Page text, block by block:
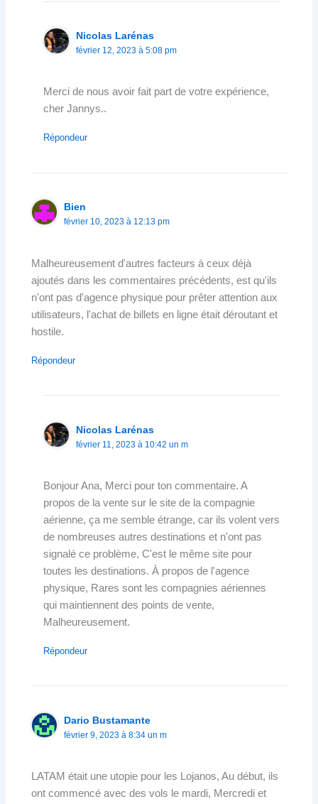
Nicolas Larénas
février 12, 2023 à 5:08 pm
Merci de nous avoir fait part de votre expérience,
cher Jannys..
Répondeur
Bien
février 10, 2023 à 12:13 pm
Malheureusement d'autres facteurs à ceux déjà
ajoutés dans les commentaires précédents, est qu'ils
n'ont pas d'agence physique pour prêter attention aux
utilisateurs, l'achat de billets en ligne était déroutant et
hostile.
Répondeur
Nicolas Larénas
février 11, 2023 à 10:42 un m
Bonjour Ana, Merci pour ton commentaire. A
propos de la vente sur le site de la compagnie
aérienne, ça me semble étrange, car ils volent vers
de nombreuses autres destinations et n'ont pas
signalé ce problème, C'est le même site pour
toutes les destinations. À propos de l'agence
physique, Rares sont les compagnies aériennes
qui maintiennent des points de vente,
Malheureusement.
Répondeur
Dario Bustamante
février 9, 2023 à 8:34 un m
LATAM était une utopie pour les Lojanos, Au début, ils
ont commencé avec des vols le mardi, Mercredi et